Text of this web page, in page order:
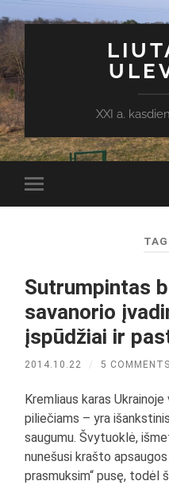
XXI a.
Toggle
mobile
Sutrumpintas
savanorio
įspūdžiai ir
2014.10.22 / 5 COMMENTS
Kremliaus karas
piliečiams – yra
saugumu. Švytuoklė,
nunešusi krašto
prasmuksim“ pusę, todėl